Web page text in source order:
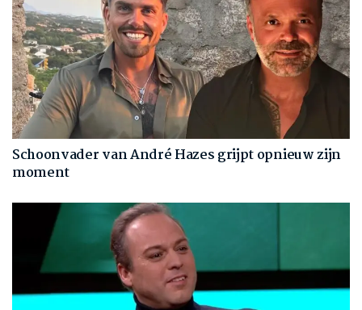
Schoonvader van André Hazes grijpt opnieuw zijn
moment